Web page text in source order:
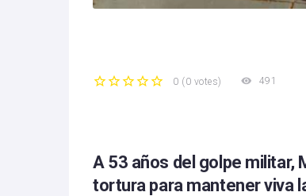
0 (0 votes) 491
A 53 años del golpe militar,
tortura para mantener viva